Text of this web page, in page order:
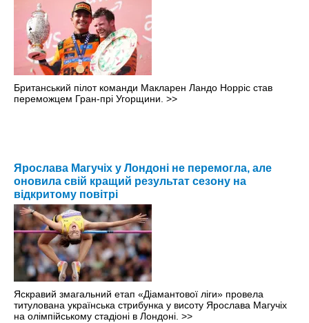
Британський пілот команди Макларен Ландо Норріс став
переможцем Гран-прі Угорщини. >>
Ярослава Магучіх у Лондоні не перемогла, але
оновила свій кращий результат сезону на
відкритому повітрі
Яскравий змагальний етап «Діамантової ліги» провела
титулована українська стрибунка у висоту Ярослава Магучіх
на олімпійському стадіоні в Лондоні. >>